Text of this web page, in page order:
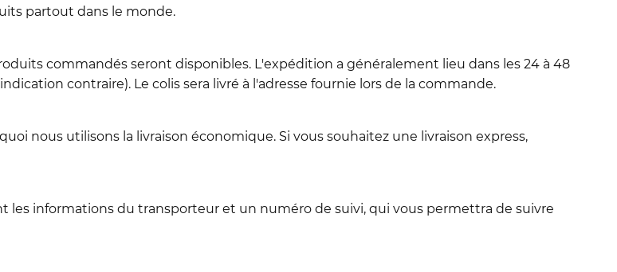
partout dans le monde.
commandés seront disponibles. L'expédition a généralement lieu dans les 24 à 48
contraire). Le colis sera livré à l'adresse fournie lors de la commande.
nous utilisons la livraison économique. Si vous souhaitez une livraison express,
les informations du transporteur et un numéro de suivi, qui vous permettra de suivre